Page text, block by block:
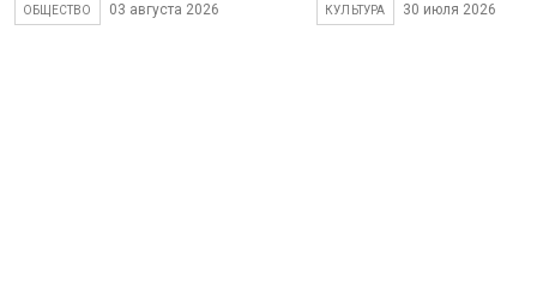
ОБЩЕСТВО 03 августа 2026 КУЛЬТУРА 30 июля 2026